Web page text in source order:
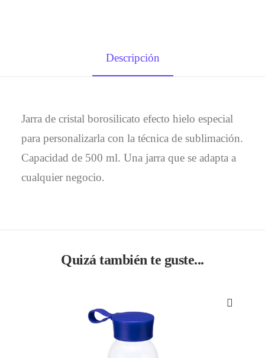
Descripción
Jarra de cristal borosilicato efecto hielo especial
para personalizarla con la técnica de sublimación.
Capacidad de 500 ml. Una jarra que se adapta a
cualquier negocio.
Quizá también te guste...